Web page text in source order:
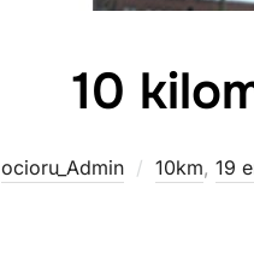
10
ocioru_Admin 10km, 19